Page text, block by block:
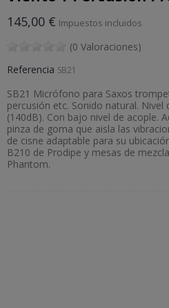
145,00 € Impuestos incluidos
(0 Valoraciones)
Referencia SB21
SB21 Micrófono para Saxos
percusión etc. Sonido natural. Nivel
(140dB). Con bajo nivel de acople.
pinza de goma que aisla las
de cisne adaptable para su
B210 de Prodipe y mesas de
Phantom.